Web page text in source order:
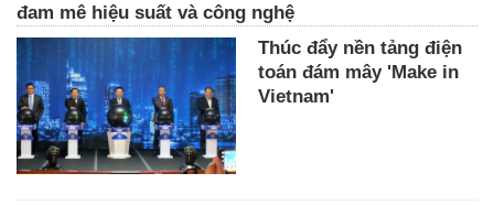
đam mê hiệu suất và công nghệ
Thúc đẩy nền tảng điện
toán đám mây 'Make in
Vietnam'